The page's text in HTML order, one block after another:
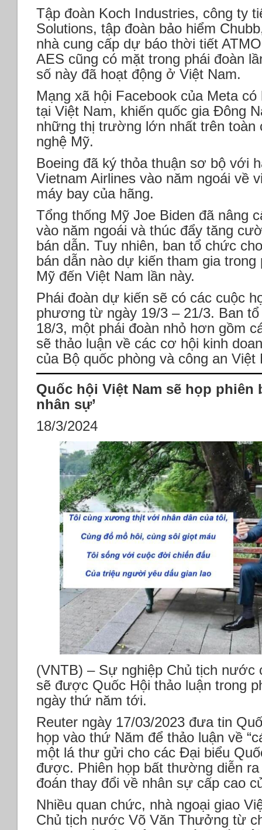
Tập đoàn Koch Industries, công ty
Solutions, tập đoàn bảo hiểm
nhà cung cấp dự báo thời tiết
AES cũng có mặt trong phái đoàn
số này đã hoạt động ở Việt Nam.
Mạng xã hội Facebook của Meta
tại Việt Nam, khiến quốc gia Đông
những thị trường lớn nhất trên toàn
nghệ Mỹ.
Boeing đã ký thỏa thuận sơ bộ với
Vietnam Airlines vào năm ngoái về
máy bay của hãng.
Tổng thống Mỹ Joe Biden đã nâng
vào năm ngoái và thúc đẩy tăng
bán dẫn. Tuy nhiên, ban tổ chức
bán dẫn nào dự kiến tham gia trong
Mỹ đến Việt Nam lần này.
Phái đoàn dự kiến sẽ có các cuộc
phương từ ngày 19/3 – 21/3. Ban
18/3, một phái đoàn nhỏ hơn gồm
sẽ thảo luận về các cơ hội kinh
của Bộ quốc phòng và công an Việt
Quốc hội Việt Nam sẽ họp phiên
nhân sự’
18/3/2024
(VNTB) – Sự nghiệp Chủ tịch nước
sẽ được Quốc Hội thảo luận trong
ngày thứ năm tới.
Reuter ngày 17/03/2023 đưa tin
họp vào thứ Năm để thảo luận về
một lá thư gửi cho các Đại biểu
được. Phiên họp bất thường diễn
đoán thay đổi về nhân sự cấp cao
Nhiều quan chức, nhà ngoại giao
Chủ tịch nước Võ Văn Thưởng từ